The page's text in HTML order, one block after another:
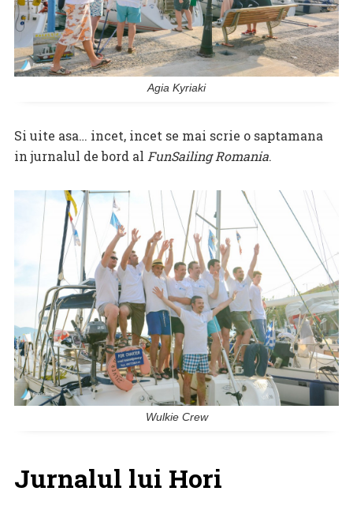
Agia Kyriaki
Si uite asa… incet, incet se mai scrie o saptamana
in jurnalul de bord al FunSailing Romania.
Wulkie Crew
Jurnalul lui Hori